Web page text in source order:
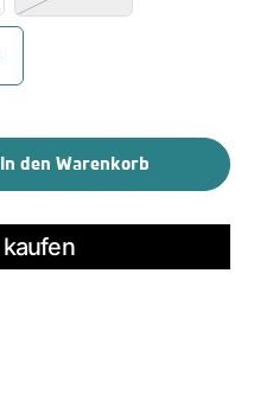
In den Warenkorb